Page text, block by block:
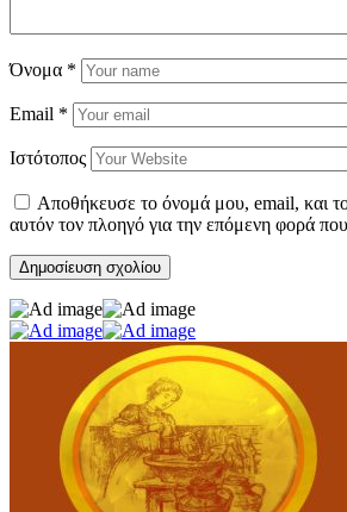
Όνομα *
Email *
Ιστότοπος
Αποθήκευσε το όνομά μου, email, και
αυτόν τον πλοηγό για την επόμενη φορά